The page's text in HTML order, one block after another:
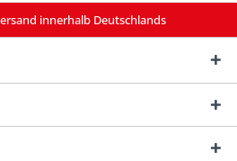
innerhalb Deutschlands